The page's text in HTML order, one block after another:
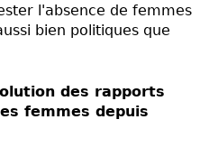
l'absence de femmes
bien politiques que
des rapports
femmes depuis